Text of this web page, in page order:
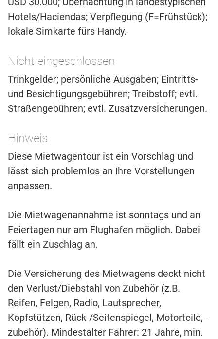
Hotels/Haciendas; Verpflegung (F=Frühstück);
lokale Simkarte fürs Handy.
Nicht eingeschlossen
Trinkgelder; persönliche Ausgaben; Eintritts-
und Besichtigungsgebühren; Treibstoff; evtl.
Straßengebühren; evtl. Zusatzversicherungen.
Hinweis
Diese Mietwagentour ist ein Vorschlag und
lässt sich problemlos an Ihre Vorstellungen
anpassen.
Die Mietwagenannahme ist sonntags und an
Feiertagen nur am Flughafen möglich. Dabei
fällt ein Zuschlag an.
Die Versicherung des Mietwagens deckt nicht
den Verlust/Diebstahl von Zubehör (z.B.
Reifen, Felgen, Radio, Lautsprecher,
Kopfstützen, Rück-/Seitenspiegel, Motorteile, -
zubehör). Mindestalter Fahrer: 21 Jahre, min.